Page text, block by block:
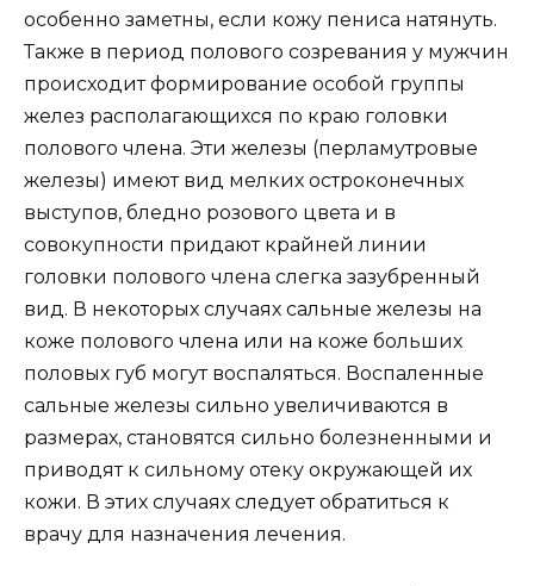
особенно заметны, если кожу пениса натянуть.
Также в период полового созревания у мужчин
происходит формирование особой группы
желез располагающихся по краю головки
полового члена. Эти железы (перламутровые
железы) имеют вид мелких остроконечных
выступов, бледно розового цвета и в
совокупности придают крайней линии
головки полового члена слегка зазубренный
вид. В некоторых случаях сальные железы на
коже полового члена или на коже больших
половых губ могут воспаляться. Воспаленные
сальные железы сильно увеличиваются в
размерах, становятся сильно болезненными и
приводят к сильному отеку окружающей их
кожи. В этих случаях следует обратиться к
врачу для назначения лечения.